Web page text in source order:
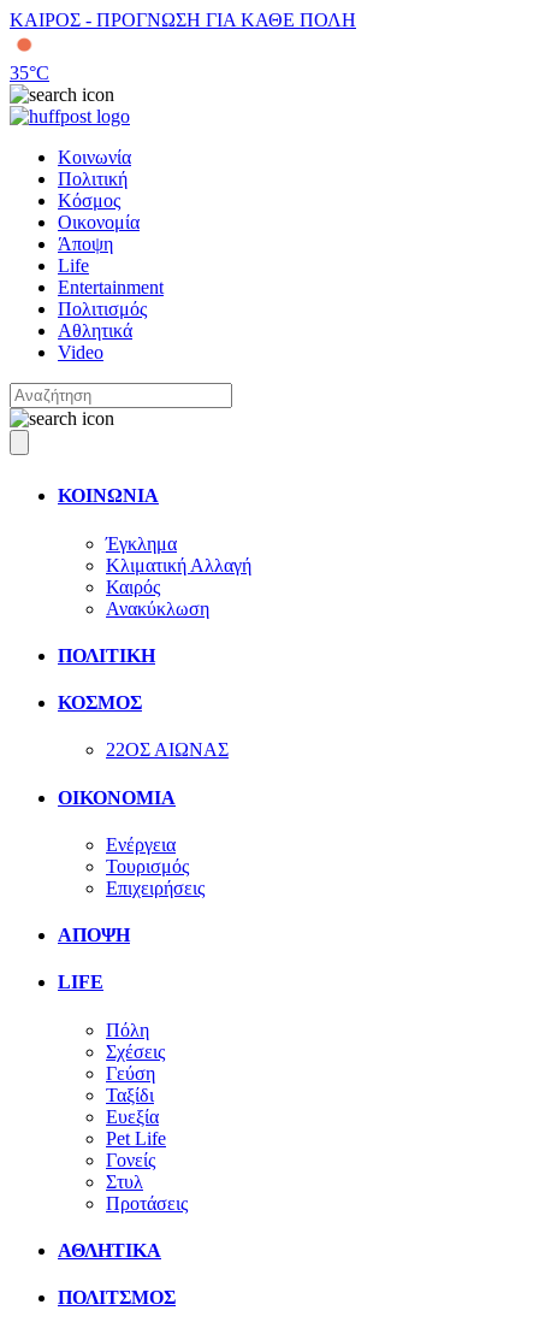
ΚΑΙΡΟΣ - ΠΡΟΓΝΩΣΗ ΓΙΑ ΚΑΘΕ ΠΟΛΗ
35°C
Κοινωνία
Πολιτική
Κόσμος
Οικονομία
Άποψη
Life
Entertainment
Πολιτισμός
Αθλητικά
Video
ΚΟΙΝΩΝΙΑ
Έγκλημα
Κλιματική Αλλαγή
Καιρός
Ανακύκλωση
ΠΟΛΙΤΙΚΗ
ΚΟΣΜΟΣ
22ΟΣ ΑΙΩΝΑΣ
ΟΙΚΟΝΟΜΙΑ
Ενέργεια
Τουρισμός
Επιχειρήσεις
ΑΠΟΨΗ
LIFE
Πόλη
Σχέσεις
Γεύση
Ταξίδι
Ευεξία
Pet Life
Γονείς
Στυλ
Προτάσεις
ΑΘΛΗΤΙΚΑ
ΠΟΛΙΤΣΜΟΣ